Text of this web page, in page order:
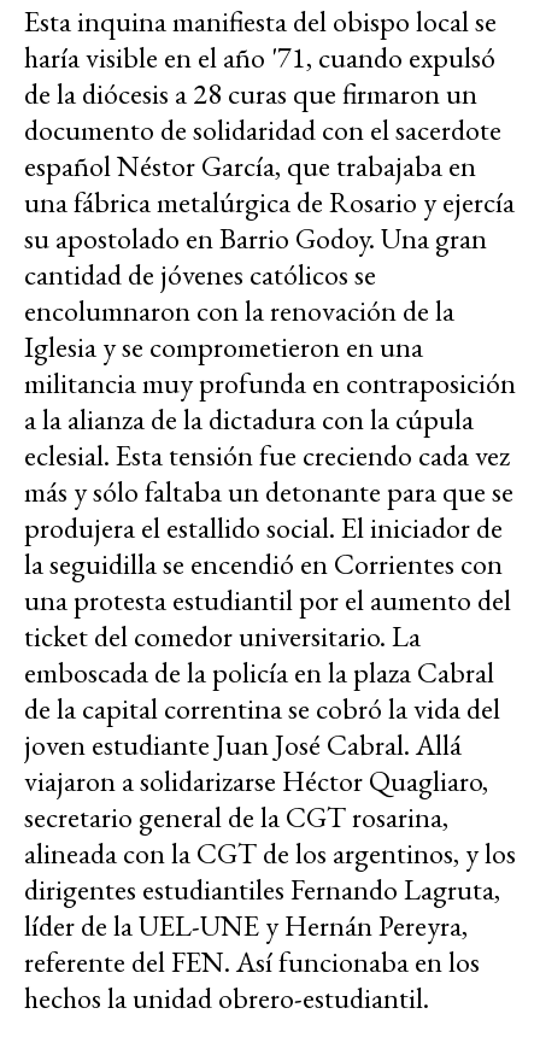
Esta inquina manifiesta del obispo local se
haría visible en el año '71, cuando expulsó
de la diócesis a 28 curas que firmaron un
documento de solidaridad con el sacerdote
español Néstor García, que trabajaba en
una fábrica metalúrgica de Rosario y ejercía
su apostolado en Barrio Godoy. Una gran
cantidad de jóvenes católicos se
encolumnaron con la renovación de la
Iglesia y se comprometieron en una
militancia muy profunda en contraposición
a la alianza de la dictadura con la cúpula
eclesial. Esta tensión fue creciendo cada vez
más y sólo faltaba un detonante para que se
produjera el estallido social. El iniciador de
la seguidilla se encendió en Corrientes con
una protesta estudiantil por el aumento del
ticket del comedor universitario. La
emboscada de la policía en la plaza Cabral
de la capital correntina se cobró la vida del
joven estudiante Juan José Cabral. Allá
viajaron a solidarizarse Héctor Quagliaro,
secretario general de la CGT rosarina,
alineada con la CGT de los argentinos, y los
dirigentes estudiantiles Fernando Lagruta,
líder de la UEL-UNE y Hernán Pereyra,
referente del FEN. Así funcionaba en los
hechos la unidad obrero-estudiantil.